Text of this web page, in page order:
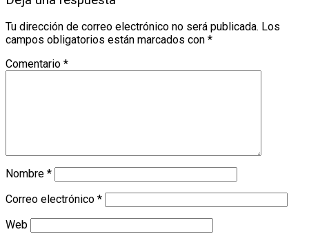
Tu dirección de correo electrónico no será publicada. Los
campos obligatorios están marcados con *
Comentario *
Nombre *
Correo electrónico *
Web